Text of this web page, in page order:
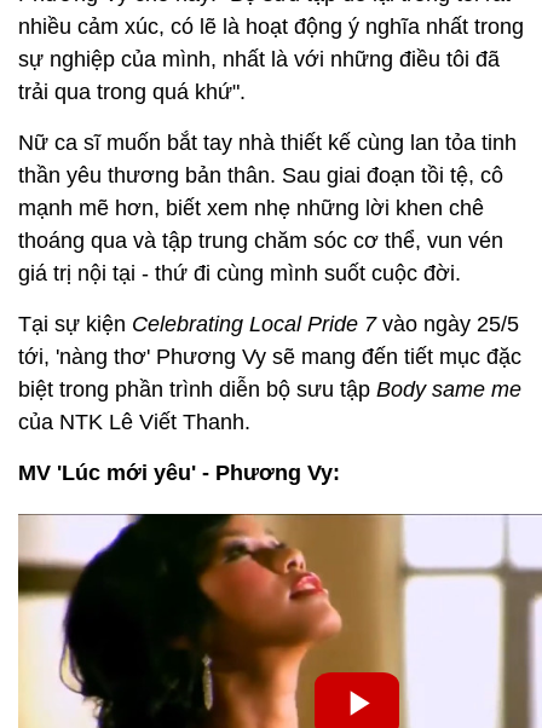
nhiều cảm xúc, có lẽ là hoạt động ý nghĩa nhất trong
sự nghiệp của mình, nhất là với những điều tôi đã
trải qua trong quá khứ".
Nữ ca sĩ muốn bắt tay nhà thiết kế cùng lan tỏa tinh
thần yêu thương bản thân. Sau giai đoạn tồi tệ, cô
mạnh mẽ hơn, biết xem nhẹ những lời khen chê
thoáng qua và tập trung chăm sóc cơ thể, vun vén
giá trị nội tại - thứ đi cùng mình suốt cuộc đời.
Tại sự kiện Celebrating Local Pride 7vào ngày 25/5
tới, 'nàng thơ' Phương Vy sẽ mang đến tiết mục đặc
biệt trong phần trình diễn bộ sưu tập Body same me
của NTK Lê Viết Thanh.
MV 'Lúc mới yêu' - Phương Vy: